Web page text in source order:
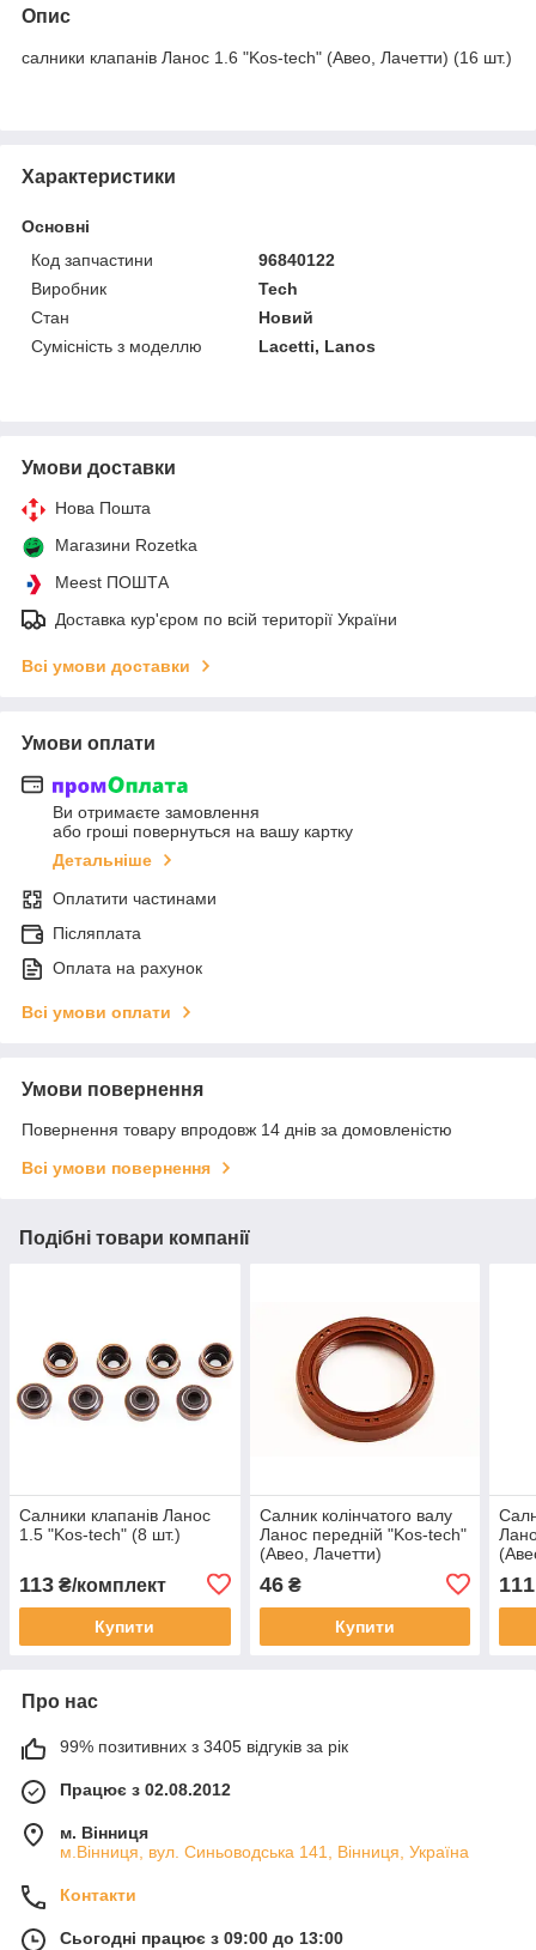
Опис
салники клапанів Ланос 1.6 "Kos-tech" (Авео, Лачетти) (16 шт.)
Характеристики
Основні
Код запчастини
96840122
Виробник
Tech
Стан
Новий
Сумісність з моделлю
Lacetti, Lanos
Умови доставки
Нова Пошта
Магазини Rozetka
Meest ПОШТА
Доставка кур'єром по всій території України
Всі умови доставки
Умови оплати
Ви отримаєте замовлення
або гроші повернуться на вашу картку
Детальніше
Оплатити частинами
Післяплата
Оплата на рахунок
Всі умови оплати
Умови повернення
Повернення товару впродовж 14 днів за домовленістю
Всі умови повернення
Подібні товари компанії
Салники клапанів Ланос
1.5 "Kos-tech" (8 шт.)
113 ₴/комплект
Купити
Салник колінчатого валу
Ланос передній "Kos-tech"
(Авео, Лачетти)
46₴
Купити
111
Про нас
99% позитивних з 3405 відгуків за рік
Працює з 02.08.2012
м. Вінниця
м.Вінниця, вул. Синьоводська 141, Вінниця, Україна
Контакти
Сьогодні працює з 09:00 до 13:00